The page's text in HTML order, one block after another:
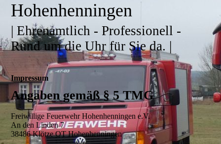
Hohenhenningen
| Ehrenamtlich - Professionell -
Rund um die Uhr für Sie da. |
Impressum
Angaben gemäß § 5 TMG
Freiwillige Feuerwehr Hohenhenningen e.V.
An den Linden 7
38486 Klötze OT Hohenhenningen